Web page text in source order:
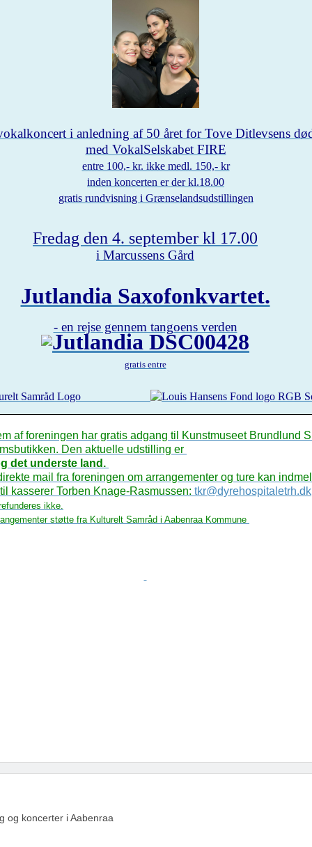
i anledning af 50 året for Tove Ditlevsens
med VokalSelskabet FIRE
entre 100,- kr. ikke medl. 150,- kr
inden koncerten er der kl.18.00
gratis rundvisning i Grænselandsudstillingen
Fredag den 4. september kl 17.00
i Marcussens Gård
Jutlandia Saxofonkvartet.
- en rejse gennem tangoens verden
gratis entre
af foreningen har gratis adgang til Kunstmuseet Brundlund
Den aktuelle udstilling er
det underste land.
mail fra foreningen om arrangementer og ture kan
kasserer Torben Knage-Rasmussen: tkr@dyrehospitaletrh.dk
ikke.
støtte fra Kulturelt Samråd i Aabenraa Kommune
og koncerter i Aabenraa